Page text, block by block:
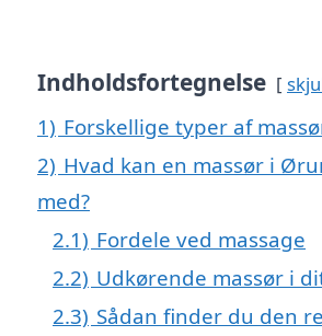
Indholdsfortegnelse
1) Forskellige typer af
2) Hvad kan en massør i
med?
2.1) Fordele ved massage
2.2) Udkørende massør i
2.3) Sådan finder du den